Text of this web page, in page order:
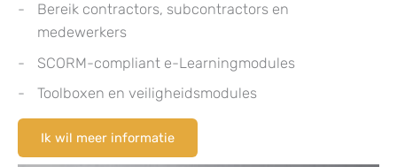
Bereik contractors, subcontractors en
medewerkers
SCORM-compliant e-Learningmodules
Toolboxen en veiligheidsmodules
Ik wil meer informatie